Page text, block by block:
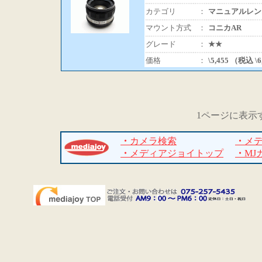
カテゴリ
：
マニュアルレ
マウント方式
：
コニカAR
グレード
： ★★
価格
： \5,455 （税込
1ページに表示
・ カメラ検索 ・ メ
・ メディアジョイトップ ・ MJ